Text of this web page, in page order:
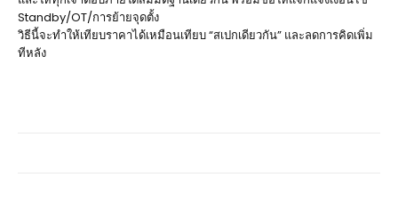
Standby/OT/การย้ายจุดตั้ง
วิธีนี้จะทำให้เทียบราคาได้เหมือนเทียบ “สเปกเดียวกัน” และลดการคิดเพิ่ม
ทีหลัง